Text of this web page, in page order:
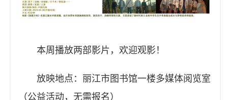
本周播放两部影片，欢迎观影！
放映地点：丽江市图书馆一楼多媒体阅览室
（公益活动，无需报名）